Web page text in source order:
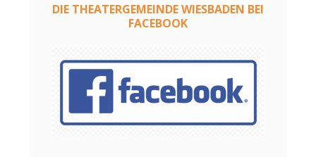
DIE THEATERGEMEINDE WIESBADEN BEI
FACEBOOK